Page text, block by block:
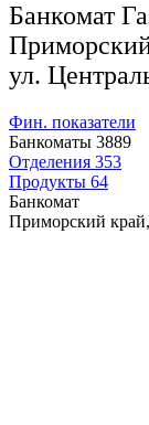
Банкомат
ул.
Фин. показатели
Банкоматы 3889
Отделения 353
Продукты 64
Банкомат
Приморский